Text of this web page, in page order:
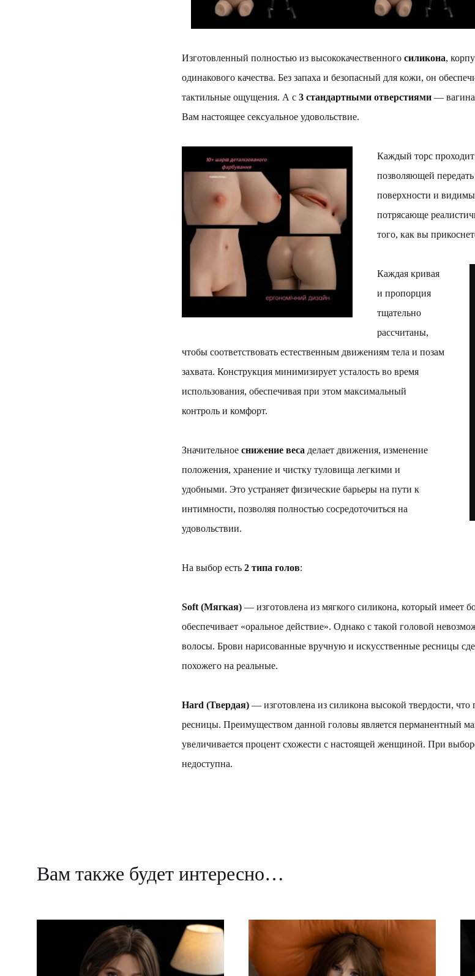
Изготовленный полностью из высококачественного силикона,
одинакового качества. Без запаха и безопасный для кожи, он
тактильные ощущения. А с 3 стандартными отверстиями —
Вам настоящее сексуальное удовольствие.
Каждый торс проходит
позволяющей
поверхности и
потрясающе
того, как вы
Каждая кривая
и пропорция
тщательно
рассчитаны,
чтобы соответствовать естественным движениям тела и позам
захвата. Конструкция минимизирует усталость во время
использования, обеспечивая при этом максимальный
контроль и комфорт.
Значительное снижение веса делает движения, изменение
положения, хранение и чистку туловища легкими и
удобными. Это устраняет физические барьеры на пути к
интимности, позволяя полностью сосредоточиться на
удовольствии.
На выбор есть 2 типа голов:
Soft (Мягкая) — изготовлена ​​из мягкого силикона, который имеет
обеспечивает «оральное действие». Однако с такой головой
волосы. Брови нарисованные вручную и искусственные ресницы
похожего на реальные.
Hard (Твердая) — изготовлена ​​из силикона высокой твердости, что
ресницы. Преимуществом данной головы является перманентный
увеличивается процент схожести с настоящей женщиной. При
недоступна.
Вам также будет интересно…